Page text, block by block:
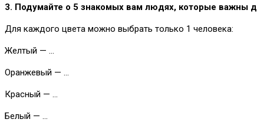
3. Подумайте о 5 знакомых вам людях, которые важны
Для каждого цвета можно выбрать только 1 человека:
Желтый — …
Оранжевый — …
Красный — …
Белый — …